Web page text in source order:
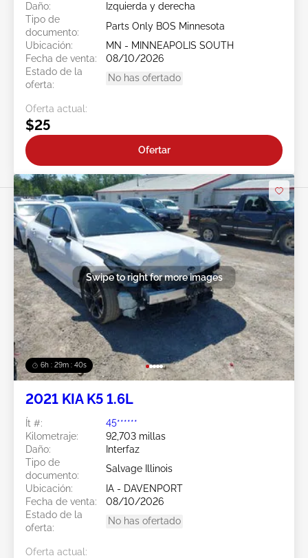
Daño:
Izquierda y derecha
Tipo de
documento:
Parts Only BOS Minnesota
Ubicación:
MN - MINNEAPOLIS SOUTH
Fecha de venta:
08/10/2026
Estado de la
oferta:
No has ofertado
Oferta actual:
$25
Ofertar
6h : 29m : 37s
Swipe to right for more images
2021 KIA K5 1.6L
Ít #:
45******
Kilometraje:
92,703 millas
Daño:
Interfaz
Tipo de
documento:
Salvage Illinois
Ubicación:
IA - DAVENPORT
Fecha de venta:
08/10/2026
Estado de la
oferta:
No has ofertado
Oferta actual: